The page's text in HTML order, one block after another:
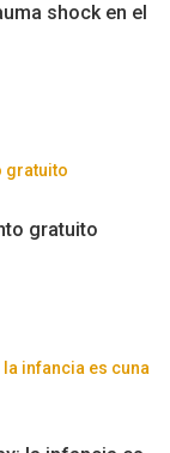
shock en el
gratuito